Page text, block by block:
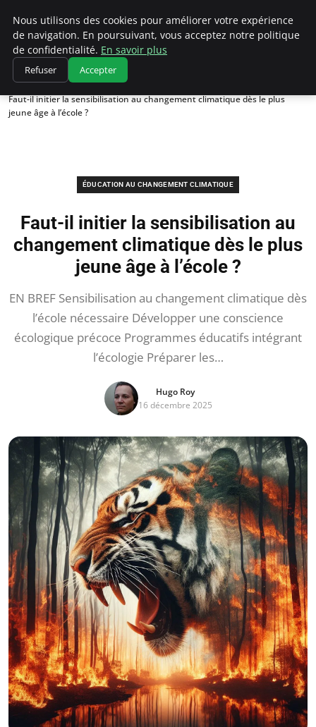
Climatedebtagents
Accueil
Éducation au changement climatique
Faut-il initier la sensibilisation au changement climatique dès le plus
jeune âge à l’école ?
ÉDUCATION AU CHANGEMENT CLIMATIQUE
Faut-il initier la sensibilisation au
changement climatique dès le plus
jeune âge à l’école ?
EN BREF Sensibilisation au changement climatique dès
l’école nécessaire Développer une conscience
écologique précoce Programmes éducatifs intégrant
l’écologie Préparer les…
Hugo Roy
16 décembre 2025
Nous utilisons des cookies pour améliorer votre expérience
de navigation. En poursuivant, vous acceptez notre politique
de confidentialité. En savoir plus
Refuser Accepter